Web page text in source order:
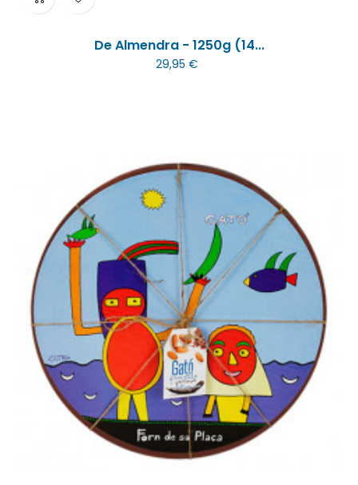
De Almendra - 1250g (14...
29,95 €